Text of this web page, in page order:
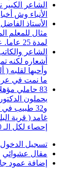
الشاعر
الأنباء وش
الأستاذ
مثال للمعلم
لمدة 25 عاما. عمل معرفا لقرية البلعلا .
الشاعر
أشعاره لكنه
وأحبها لقلبه
ما نمت في
و32 طبيب
غامد ( قرية
إحصاء لكل الـ 300 قرية.
تسجيل الدخول
مقال عشوائي
إضافة عمود